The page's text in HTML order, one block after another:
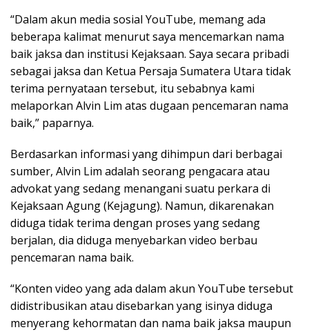
“Dalam akun media sosial YouTube, memang ada
beberapa kalimat menurut saya mencemarkan nama
baik jaksa dan institusi Kejaksaan. Saya secara pribadi
sebagai jaksa dan Ketua Persaja Sumatera Utara tidak
terima pernyataan tersebut, itu sebabnya kami
melaporkan Alvin Lim atas dugaan pencemaran nama
baik,” paparnya.
Berdasarkan informasi yang dihimpun dari berbagai
sumber, Alvin Lim adalah seorang pengacara atau
advokat yang sedang menangani suatu perkara di
Kejaksaan Agung (Kejagung). Namun, dikarenakan
diduga tidak terima dengan proses yang sedang
berjalan, dia diduga menyebarkan video berbau
pencemaran nama baik.
“Konten video yang ada dalam akun YouTube tersebut
didistribusikan atau disebarkan yang isinya diduga
menyerang kehormatan dan nama baik jaksa maupun